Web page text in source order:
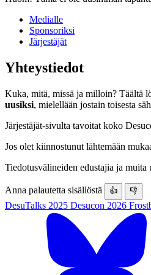
Medialle
Sponsoriksi
Järjestäjät
Yhteystiedot
Kuka, mitä, missä ja milloin? Täältä
uusiksi, mielellään jostain toisesta
Järjestäjät-sivulta tavoitat koko
Jos olet kiinnostunut lähtemään
Tiedotusvälineiden edustajia ja
Anna palautetta sisällöstä 👍 👎
DesuTalks 2025 Desucon 2026